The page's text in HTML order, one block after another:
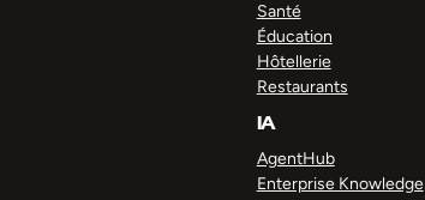
Santé
Éducation
Hôtellerie
Restaurants
IA
AgentHub
Enterprise Knowledge